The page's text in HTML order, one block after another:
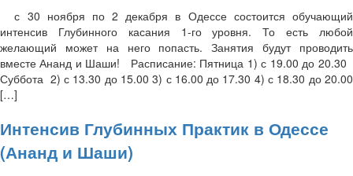
с 30 ноября по 2 декабря в Одессе состоится обучающий
интенсив Глубинного касания 1-го уровня. То есть любой
желающий может на него попасть. Занятия будут проводить
вместе Ананд и Шаши! Расписание: Пятница 1) с 19.00 до 20.30
Суббота 2) с 13.30 до 15.00 3) с 16.00 до 17.30 4) с 18.30 до 20.00
[…]
Интенсив Глубинных Практик в Одессе
(Ананд и Шаши)